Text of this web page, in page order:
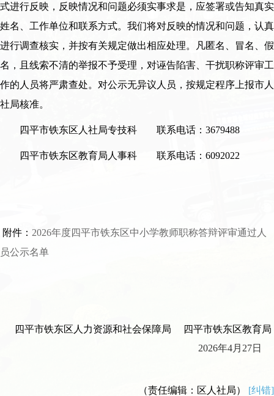
式进行反映，反映情况和问题必须实事求是，应签署或告知真实
姓名、工作单位和联系方式。我们将对反映的情况和问题，认真
进行调查核实，并按有关规定做出相应处理。凡匿名、冒名、假
名，且线索不清的举报不予受理，对诬告陷害、干扰职称评审工
作的人员将严肃查处。对公示无异议人员，按规定程序上报市人
社局核准。
四平市铁东区人社局专技科 联系电话：3679488
四平市铁东区教育局人事科 联系电话：6092022
附件： 2026年度四平市铁东区中小学教师职称答辩评审通过人
员公示名单
四平市铁东区人力资源和社会保障局 四平市铁东区教育局
2026年4月27日
（责任编辑：区人社局） [纠错]